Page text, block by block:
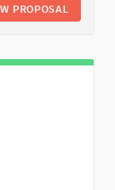
PROPOSAL